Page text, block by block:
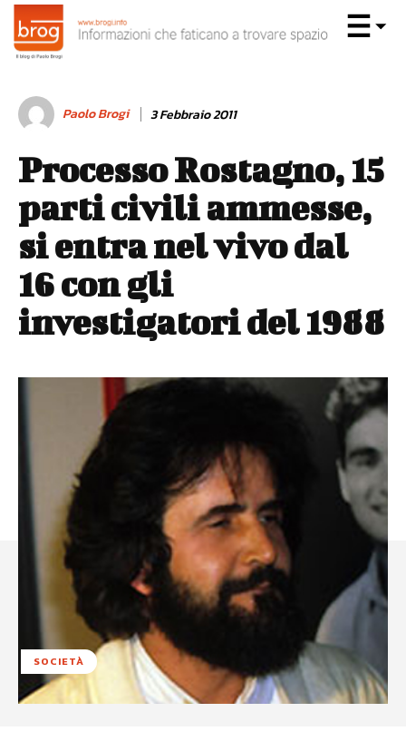
Paolo Brogi 3 Febbraio 2011
Processo Rostagno, 15
parti civili ammesse,
si entra nel vivo dal
16 con gli
investigatori del 1988
SOCIETÀ